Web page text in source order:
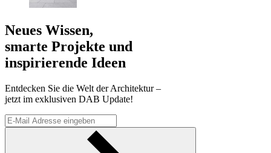
Neues Wissen,
smarte Projekte und
inspirierende Ideen
Entdecken Sie die Welt der Architektur –
jetzt im exklusiven DAB Update!